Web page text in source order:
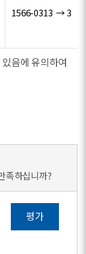
1566-0313 → 3
음에 유의하여
족하십니까?
평가